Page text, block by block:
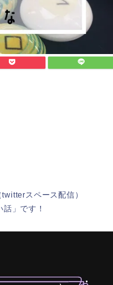
スペース配信）
」です！